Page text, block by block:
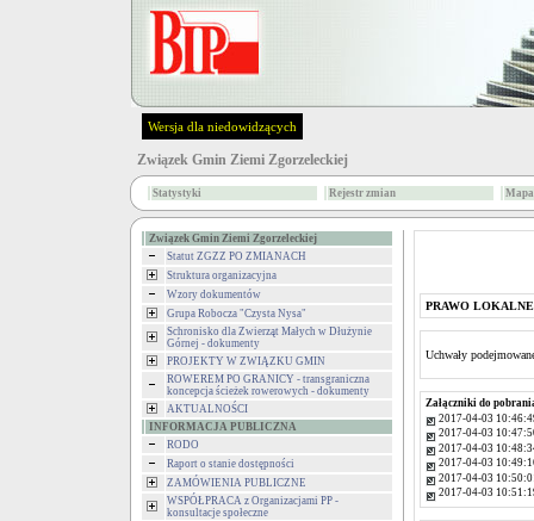
Wersja dla niedowidzących
Związek Gmin Ziemi Zgorzeleckiej
Statystyki Rejestr zmian
Związek Gmin Ziemi Zgorzeleckiej
Statut ZGZZ PO ZMIANACH
Struktura organizacyjna
Wzory dokumentów
Grupa Robocza "Czysta Nysa"
Schronisko dla Zwierząt Małych w Dłużynie
Górnej - dokumenty
PROJEKTY W ZWIĄZKU GMIN
ROWEREM PO GRANICY - transgraniczna
koncepcja ścieżek rowerowych - dokumenty
AKTUALNOŚCI
INFORMACJA PUBLICZNA
RODO
Raport o stanie dostępności
ZAMÓWIENIA PUBLICZNE
WSPÓŁPRACA z Organizacjami PP -
konsultacje społeczne
PRAWO LOKALNE
Uchwały
Załączniki do
2017-04-03
2017-04-03
2017-04-03
2017-04-03
2017-04-03
2017-04-03